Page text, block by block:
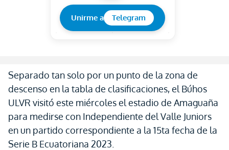
Unirme a Telegram
Separado tan solo por un punto de la zona de
descenso en la tabla de clasificaciones, el Búhos
ULVR visitó este miércoles el estadio de Amaguaña
para medirse con Independiente del Valle Juniors
en un partido correspondiente a la 15ta fecha de la
Serie B Ecuatoriana 2023.